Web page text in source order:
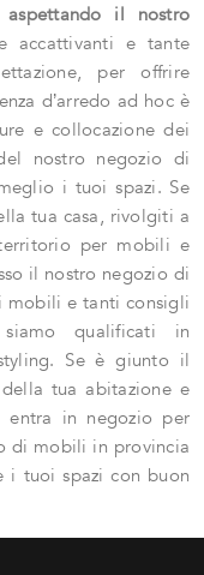
il nostro
accattivanti e tante
per offrire
d’arredo ad hoc è
e collocazione dei
nostro negozio di
i tuoi spazi. Se
tua casa, rivolgiti a
per mobili e
il nostro negozio di
mobili e tanti consigli
qualificati in
Se è giunto il
tua abitazione e
entra in negozio per
di mobili in provincia
tuoi spazi con buon